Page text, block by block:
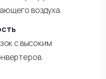
воздуха.
с высоким